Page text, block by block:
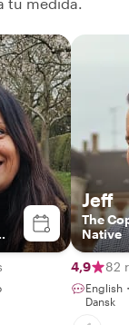
Jeff
The
Native
4,9 82
English
Dansk